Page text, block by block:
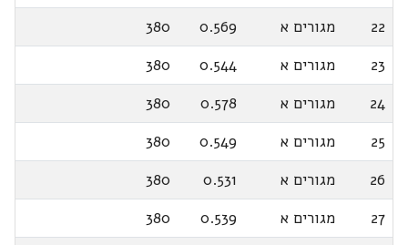
22
מגורים א 0.569
380
23
מגורים א 0.544
380
24
מגורים א 0.578
380
25
מגורים א 0.549
380
26
מגורים א 0.531
380
27
מגורים א 0.539
380